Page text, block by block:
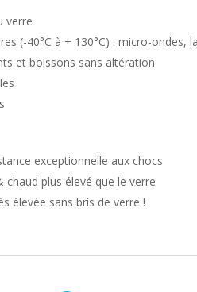
verre
(-40°C à + 130°C) : micro-ondes,
et boissons sans altération
exceptionnelle aux chocs
plus élevé que le verre
élevée sans bris de verre !